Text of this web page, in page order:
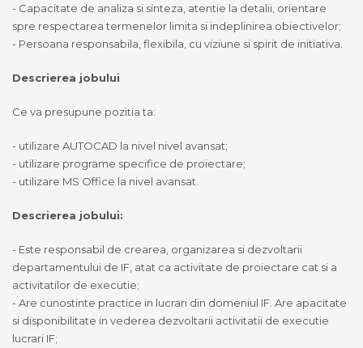
- Capacitate de analiza si sinteza, atentie la detalii, orientare
spre respectarea termenelor limita si indeplinirea obiectivelor;
- Persoana responsabila, flexibila, cu viziune si spirit de initiativa.
Descrierea jobului
Ce va presupune pozitia ta:
- utilizare AUTOCAD la nivel nivel avansat;
- utilizare programe specifice de proiectare;
- utilizare MS Office la nivel avansat.
Descrierea jobului:
- Este responsabil de crearea, organizarea si dezvoltarii
departamentului de IF, atat ca activitate de proiectare cat si a
activitatilor de executie;
- Are cunostinte practice in lucrari din domeniul IF. Are apacitate
si disponibilitate in vederea dezvoltarii activitatii de executie
lucrari IF;